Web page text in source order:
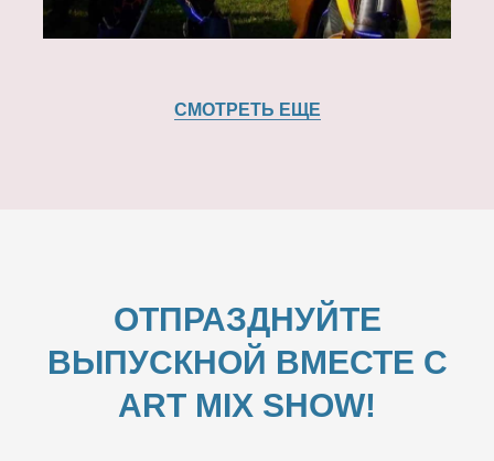
СМОТРЕТЬ ЕЩЕ
ОТПРАЗДНУЙТЕ
ВЫПУСКНОЙ ВМЕСТЕ С
ART MIX SHOW!